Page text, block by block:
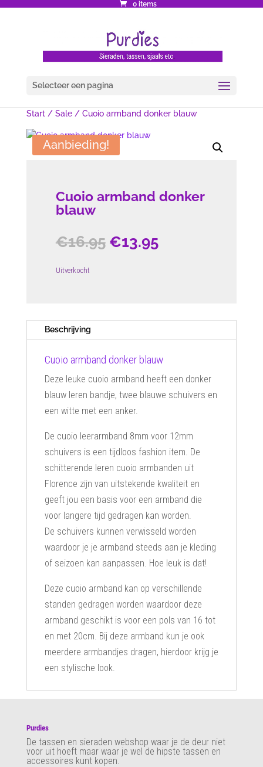
0 items
Selecteer een pagina
Start/ Sale/ Cuoio armband donker blauw
Aanbieding!
Cuoio armband donker
blauw
€16.95 Oorspronkelijke
€13.95Huidige
Uitverkocht
Beschrijving
Cuoio armband donker blauw
Deze leuke cuoio armband heeft een donker
blauw leren bandje, twee blauwe schuivers en
een witte met een anker.
De cuoio leerarmband 8mm voor 12mm
schuivers is een tijdloos fashion item. De
schitterende leren cuoio armbanden uit
Florence zijn van uitstekende kwaliteit en
geeft jou een basis voor een armband die
voor langere tijd gedragen kan worden.
De schuivers kunnen verwisseld worden
waardoor je je armband steeds aan je kleding
of seizoen kan aanpassen. Hoe leuk is dat!
Deze cuoio armband kan op verschillende
standen gedragen worden waardoor deze
armband geschikt is voor een pols van 16 tot
en met 20cm. Bij deze armband kun je ook
meerdere armbandjes dragen, hierdoor krijg je
een stylische look.
Purdies
De tassen en sieraden webshop waar je de deur niet
voor uit hoeft maar waar je wel de hipste tassen en
accessoires kunt kopen.